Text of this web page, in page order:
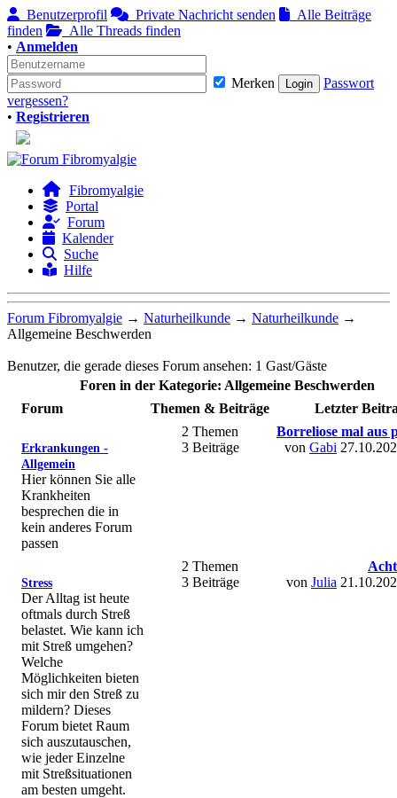
Benutzerprofil Private Nachricht senden
Alle Beiträge
finden
Alle Threads finden
• Anmelden
Merken
Passwort
vergessen?
• Registrieren
Fibromyalgie
Portal
Forum
Kalender
Suche
Hilfe
Forum Fibromyalgie → Naturheilkunde → Naturheilkunde →
Allgemeine Beschwerden
Benutzer, die gerade dieses Forum ansehen: 1 Gast/Gäste
Foren in der Kategorie: Allgemeine Beschwerden
Forum
Themen & Beiträge Letzter
Erkrankungen -
Allgemein
Hier können Sie alle
Krankheiten
besprechen die in
kein anderes Forum
passen
2 Themen
3 Beiträge
Borreliose mal aus
von Gabi
Stress
Der Alltag ist heute
oftmals durch Streß
belastet. Wie kann ich
mit Streß umgehen?
Welche
Möglichkeiten bieten
sich mir den Streß zu
mildern? Dieses
Forum bietet Raum
sich auszutauschen,
wie jeder Einzelne
mit Streßsituationen
am besten umgeht.
2 Themen
3 Beiträge
von Julia